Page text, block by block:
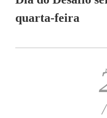
quarta-feira
/